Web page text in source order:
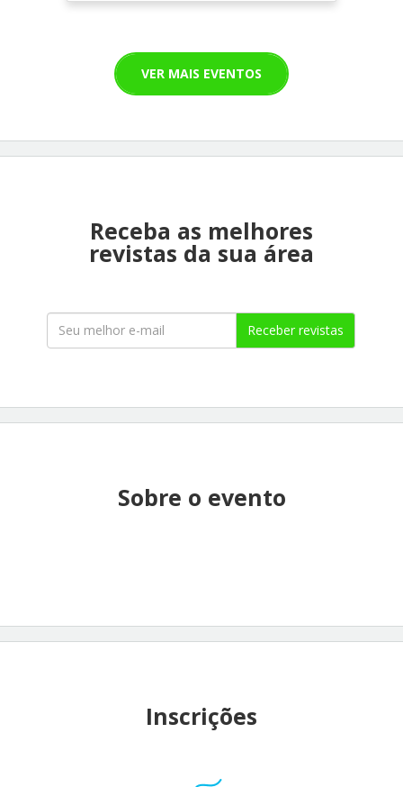
VER MAIS EVENTOS
Receba as melhores
revistas da sua área
Receber revistas
Sobre o evento
Inscrições